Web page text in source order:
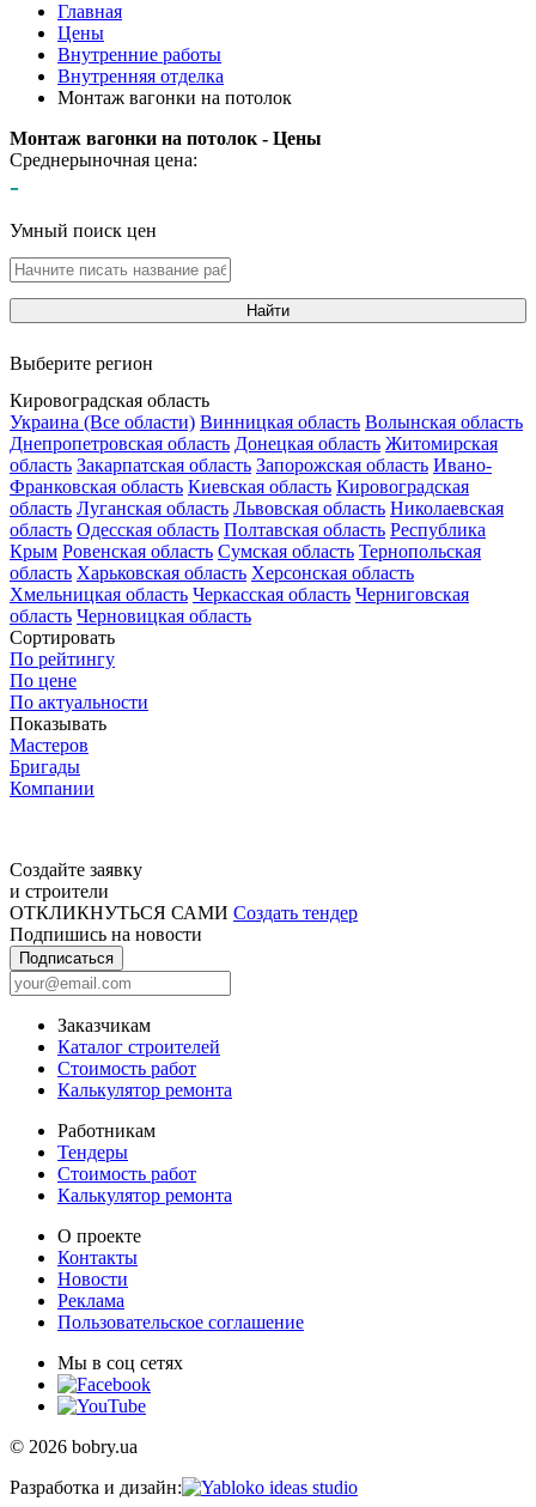
Главная
Цены
Внутренние работы
Внутренняя отделка
Монтаж вагонки на потолок
Монтаж вагонки на потолок - Цены
Среднерыночная цена:
-
Умный поиск цен
Найти
Выберите регион
Кировоградская область
Украина (Все области) Винницкая область Волынская область
Днепропетровская область Донецкая область Житомирская
область Закарпатская область Запорожская область Ивано-
Франковская область Киевская область Кировоградская
область Луганская область Львовская область Николаевская
область Одесская область Полтавская область Республика
Крым Ровенская область Сумская область Тернопольская
область Харьковская область Херсонская область
Хмельницкая область Черкасская область Черниговская
область Черновицкая область
Сортировать
По рейтингу
По цене
По актуальности
Показывать
Мастеров
Бригады
Компании
Создайте заявку
и строители
ОТКЛИКНУТЬСЯ САМИ Создать тендер
Подпишись на новости
Подписаться
Заказчикам
Каталог строителей
Стоимость работ
Калькулятор ремонта
Работникам
Тендеры
Стоимость работ
Калькулятор ремонта
О проекте
Контакты
Новости
Реклама
Пользовательское соглашение
Мы в соц сетях
© 2026 bobry.ua
Разработка и дизайн: